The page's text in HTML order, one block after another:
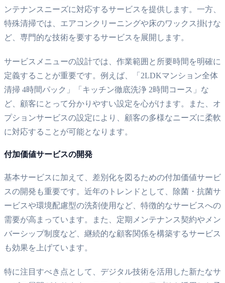
ンテナンスニーズに対応するサービスを提供します。一方、
特殊清掃では、エアコンクリーニングや床のワックス掛けな
ど、専門的な技術を要するサービスを展開します。
サービスメニューの設計では、作業範囲と所要時間を明確に
定義することが重要です。例えば、「2LDKマンション全体
清掃 4時間パック」「キッチン徹底洗浄 2時間コース」な
ど、顧客にとって分かりやすい設定を心がけます。また、オ
プションサービスの設定により、顧客の多様なニーズに柔軟
に対応することが可能となります。
付加価値サービスの開発
基本サービスに加えて、差別化を図るための付加価値サービ
スの開発も重要です。近年のトレンドとして、除菌・抗菌サ
ービスや環境配慮型の洗剤使用など、特徴的なサービスへの
需要が高まっています。また、定期メンテナンス契約やメン
バーシップ制度など、継続的な顧客関係を構築するサービス
も効果を上げています。
特に注目すべき点として、デジタル技術を活用した新たなサ